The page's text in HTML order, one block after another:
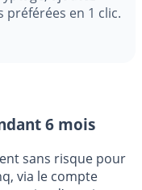
face aux
ajoutez
en 1 clic.
6 mois